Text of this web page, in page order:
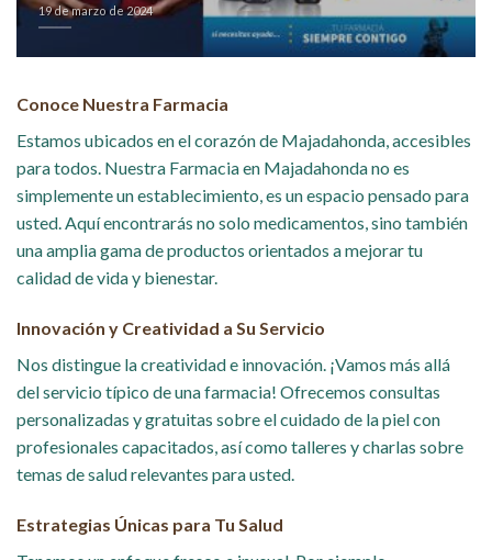
19 de marzo de 2024
Conoce Nuestra Farmacia
Estamos ubicados en el corazón de Majadahonda, accesibles
para todos. Nuestra Farmacia en Majadahonda no es
simplemente un establecimiento, es un espacio pensado para
usted. Aquí encontrarás no solo medicamentos, sino también
una amplia gama de productos orientados a mejorar tu
calidad de vida y bienestar.
Innovación y Creatividad a Su Servicio
Nos distingue la creatividad e innovación. ¡Vamos más allá
del servicio típico de una farmacia! Ofrecemos consultas
personalizadas y gratuitas sobre el cuidado de la piel con
profesionales capacitados, así como talleres y charlas sobre
temas de salud relevantes para usted.
Estrategias Únicas para Tu Salud